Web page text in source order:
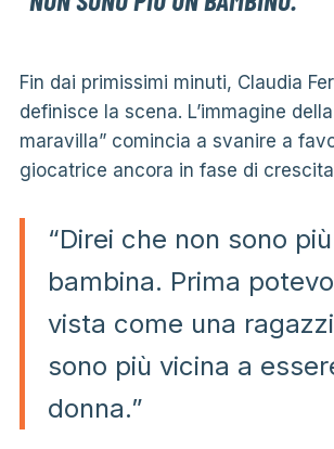
Fin dai primissimi minuti, Claudia
definisce la scena. L’immagine
maravilla” comincia a svanire a
giocatrice ancora in fase di
“Direi che non sono
bambina. Prima
vista come una
sono più vicina a
donna.”